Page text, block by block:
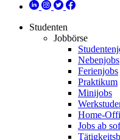
Studenten
Jobbörse
Nebenjobs
Ferienjobs
Praktikum
Minijobs
Home-
Jobs ab